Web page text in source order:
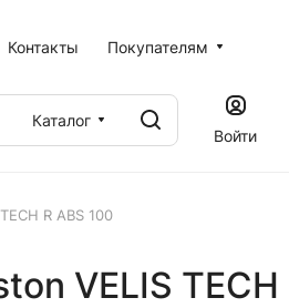
Контакты Покупателям
Каталог
Войти
R ABS 100
VELIS TECH